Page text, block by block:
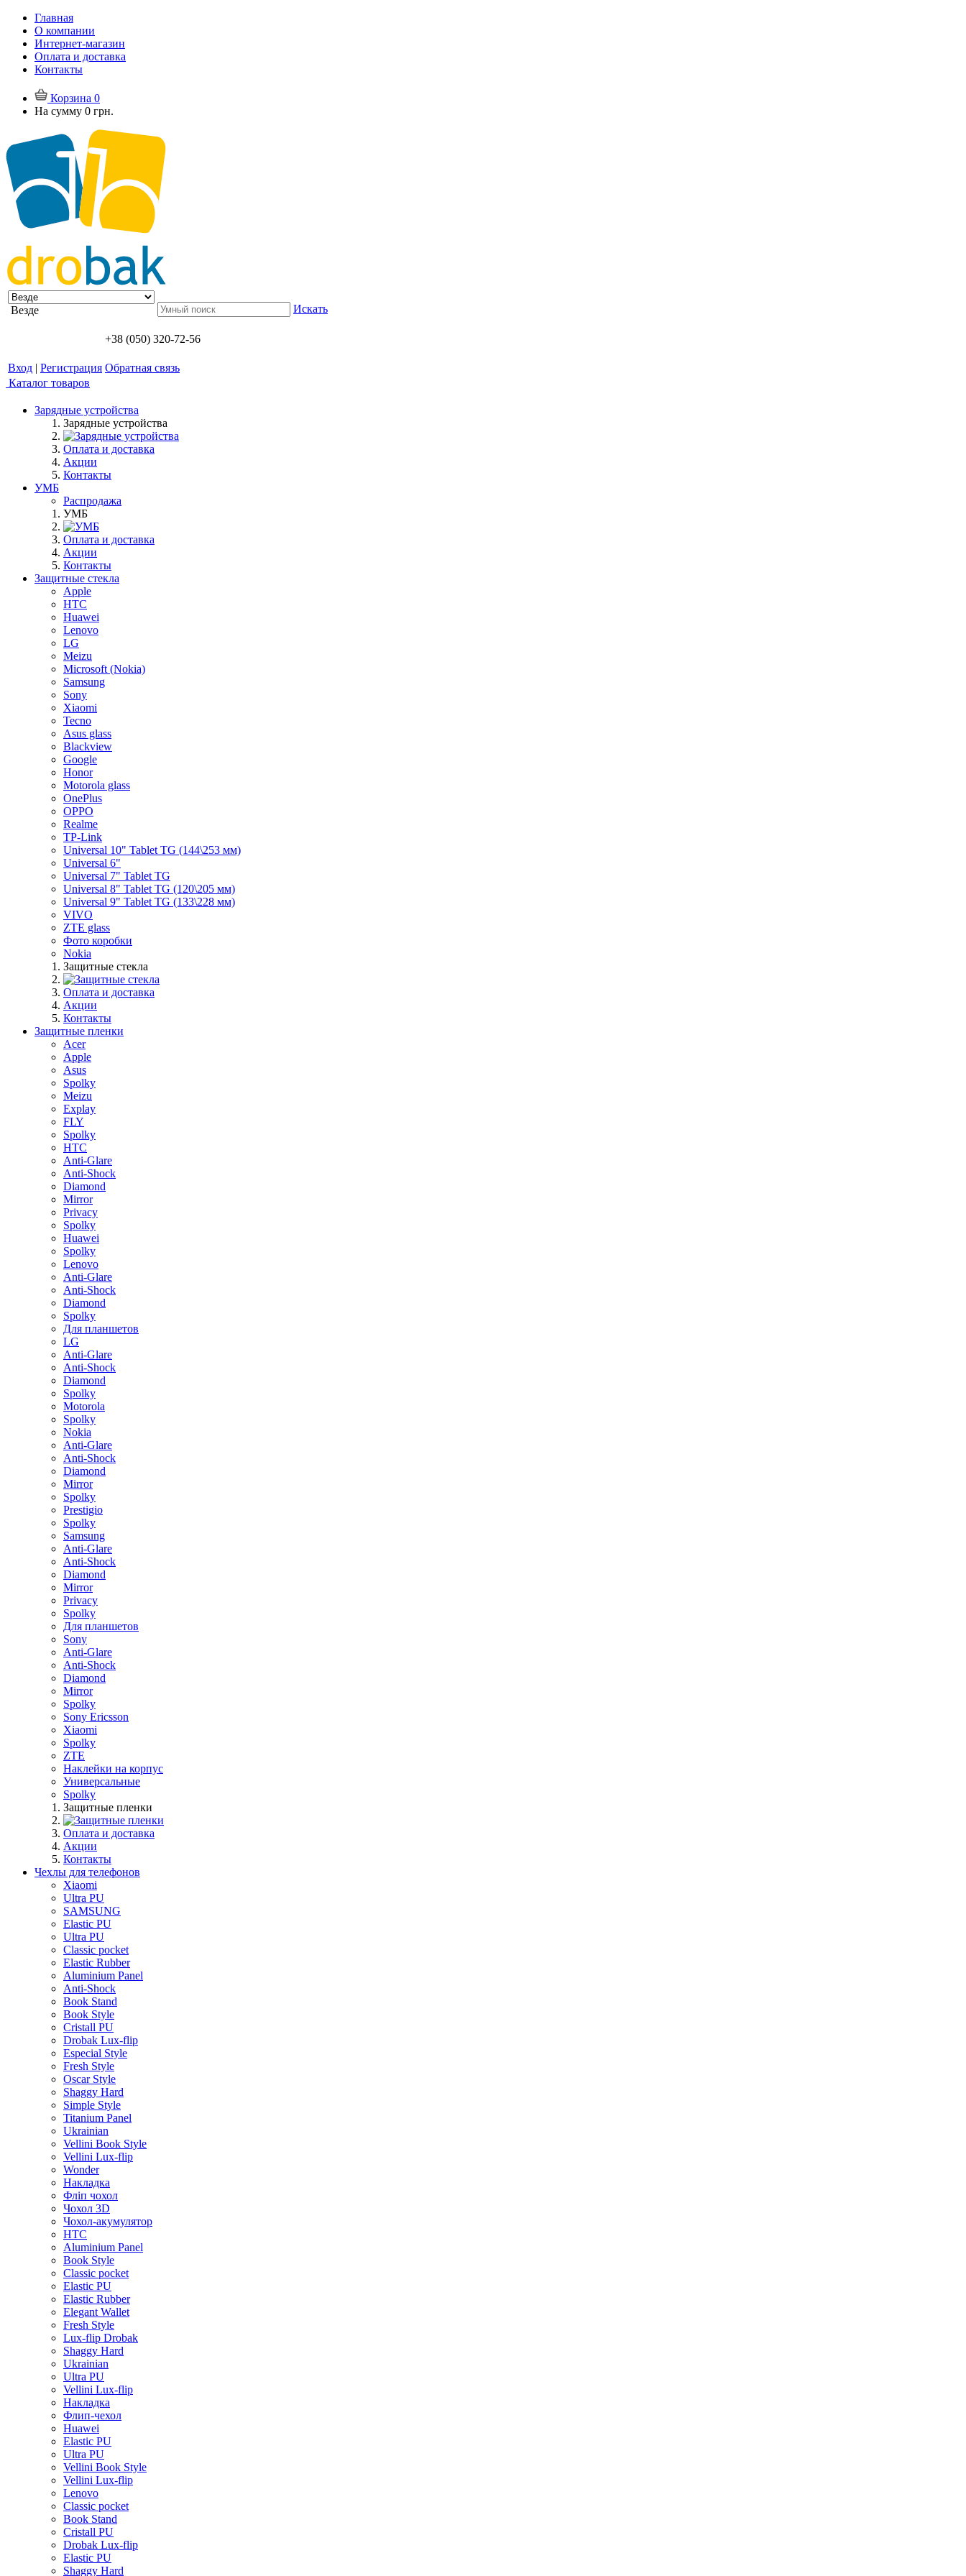
Главная
О компании
Интернет-магазин
Оплата и доставка
Контакты
Корзина 0
На сумму 0 грн.
Везде Искать
+38 (050) 320-72-56
Вход | Регистрация Обратная связь
Каталог товаров
Зарядные устройства
Зарядные устройства
Оплата и доставка
Акции
Контакты
УМБ
Распродажа
УМБ
Оплата и доставка
Акции
Контакты
Защитные стекла
Apple
HTC
Huawei
Lenovo
LG
Meizu
Microsoft (Nokia)
Samsung
Sony
Xiaomi
Tecno
Asus glass
Blackview
Google
Honor
Motorola glass
OnePlus
OPPO
Realme
TP-Link
Universal 10" Tablet TG (144\253 мм)
Universal 6"
Universal 7" Tablet TG
Universal 8" Tablet TG (120\205 мм)
Universal 9" Tablet TG (133\228 мм)
VIVO
ZTE glass
Фото коробки
Nokia
Защитные стекла
Оплата и доставка
Акции
Контакты
Защитные пленки
Acer
Apple
Asus
Spolky
Meizu
Explay
FLY
Spolky
HTC
Anti-Glare
Anti-Shock
Diamond
Mirror
Privacy
Spolky
Huawei
Spolky
Lenovo
Anti-Glare
Anti-Shock
Diamond
Spolky
Для планшетов
LG
Anti-Glare
Anti-Shock
Diamond
Spolky
Motorola
Spolky
Nokia
Anti-Glare
Anti-Shock
Diamond
Mirror
Spolky
Prestigio
Spolky
Samsung
Anti-Glare
Anti-Shock
Diamond
Mirror
Privacy
Spolky
Для планшетов
Sony
Anti-Glare
Anti-Shock
Diamond
Mirror
Spolky
Sony Ericsson
Xiaomi
Spolky
ZTE
Наклейки на корпус
Универсальные
Spolky
Защитные пленки
Оплата и доставка
Акции
Контакты
Чехлы для телефонов
Xiaomi
Ultra PU
SAMSUNG
Elastic PU
Ultra PU
Classic pocket
Elastic Rubber
Aluminium Panel
Anti-Shock
Book Stand
Book Style
Cristall PU
Drobak Lux-flip
Especial Style
Fresh Style
Oscar Style
Shaggy Hard
Simple Style
Titanium Panel
Ukrainian
Vellini Book Style
Vellini Lux-flip
Wonder
Накладка
Фліп чохол
Чохол 3D
Чохол-акумулятор
HTC
Aluminium Panel
Book Style
Classic pocket
Elastic PU
Elastic Rubber
Elegant Wallet
Fresh Style
Lux-flip Drobak
Shaggy Hard
Ukrainian
Ultra PU
Vellini Lux-flip
Накладка
Флип-чехол
Huawei
Elastic PU
Ultra PU
Vellini Book Style
Vellini Lux-flip
Lenovo
Classic pocket
Book Stand
Cristall PU
Drobak Lux-flip
Elastic PU
Shaggy Hard